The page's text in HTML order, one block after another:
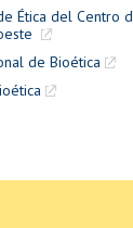
Ética del Centro
de Bioética
en Ética de